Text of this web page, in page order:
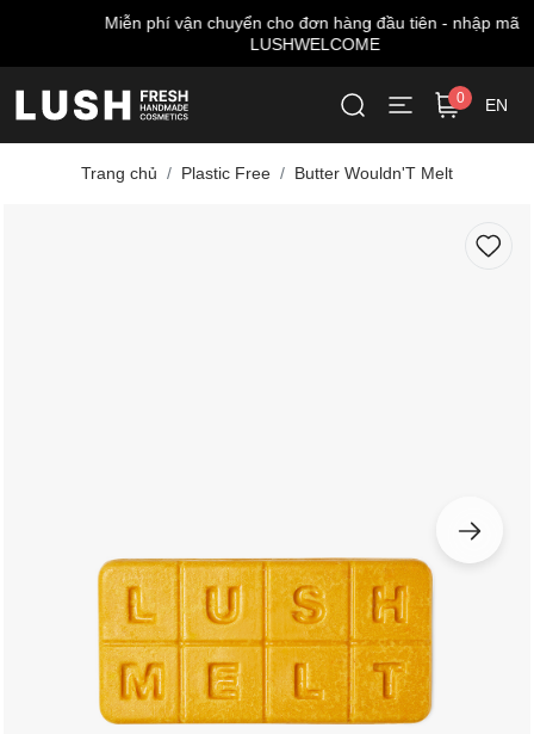
Miễn phí vận chuyển cho đơn hàng đầu tiên - nhập mã:
LUSHWELCOME
0 EN
Trang chủ Plastic Free Butter Wouldn'T Melt